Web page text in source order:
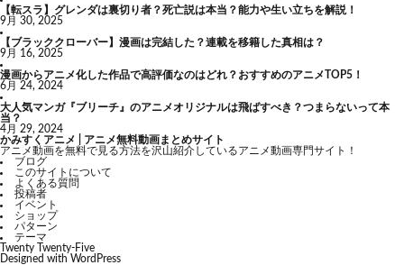
【転スラ】グレンダは裏切り者？死亡説は本当？能力や生い立ちを解説！
9月 30, 2025
【ブラッククローバー】漫画は完結した？連載を移籍した真相は？
9月 16, 2025
漫画からアニメ化した作品で高評価なのはどれ？おすすめのアニメTOP5！
6月 24, 2024
大人気マンガ『ブリーチ』のアニメオリジナルは飛ばすべき？つまらないって本
当？
4月 29, 2024
かみすくアニメ | アニメ無料動画まとめサイト
アニメ動画を無料で見る方法を沢山紹介しているアニメ動画専門サイト！
ブログ
このサイトについて
よくある質問
投稿者
イベント
ショップ
パターン
テーマ
Twenty Twenty-Five
Designed with WordPress